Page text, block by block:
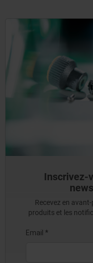
Inscrivez-
Recevez en
produits et les